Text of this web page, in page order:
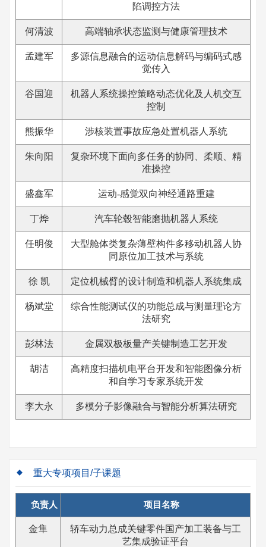
陷调控方法
何清波 高端轴承状态监测与健康管理技术
孟建军
多源信息融合的运动信息解码与编码式感
觉传入
谷国迎
机器人系统操控策略动态优化及人机交互
控制
熊振华 涉核装置事故应急处置机器人系统
朱向阳
复杂环境下面向多任务的协同、柔顺、精
准操控
盛鑫军 运动-感觉双向神经通路重建
丁烨 汽车轮毂智能磨抛机器人系统
任明俊
大型舱体类复杂薄壁构件多移动机器人协
同原位加工技术与系统
徐 凯 定位机械臂的设计制造和机器人系统集成
杨斌堂
综合性能测试仪的功能总成与测量理论方
法研究
彭林法 金属双极板量产关键制造工艺开发
胡洁
高精度扫描机电平台开发和智能图像分析
和自学习专家系统开发
李大永 多模分子影像融合与智能分析算法研究
重大专项项目/子课题
负责人 项目名称
金隼
轿车动力总成关键零件国产加工装备与工
艺集成验证平台